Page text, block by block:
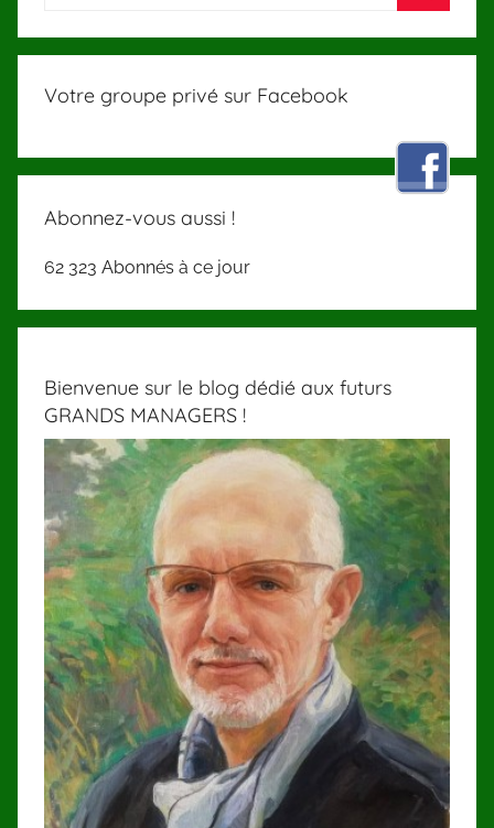
Votre groupe privé sur Facebook
Abonnez-vous aussi !
62 323 Abonnés à ce jour
Bienvenue sur le blog dédié aux futurs
GRANDS MANAGERS !